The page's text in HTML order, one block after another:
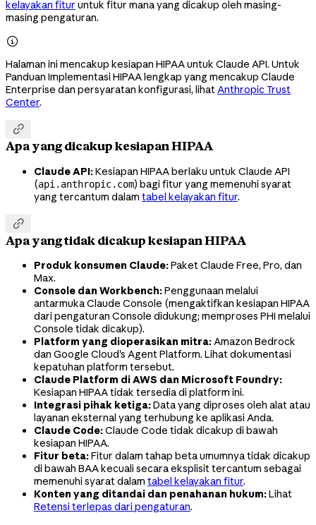
kelayakan fitur untuk fitur mana yang dicakup oleh masing-
masing pengaturan.

Halaman ini mencakup kesiapan HIPAA untuk Claude API. Untuk
Panduan Implementasi HIPAA lengkap yang mencakup Claude
Enterprise dan persyaratan konfigurasi, lihatAnthropic Trust
Center.

Apa yang dicakup kesiapan HIPAA
Claude API:Kesiapan HIPAA berlaku untuk Claude API
(api.anthropic.com) bagi fitur yang memenuhi syarat
yang tercantum dalam tabel kelayakan fitur.

Apa yang tidak dicakup kesiapan HIPAA
Produk konsumen Claude:Paket Claude Free, Pro, dan
Max.
Console dan Workbench:Penggunaan melalui
antarmuka Claude Console (mengaktifkan kesiapan HIPAA
dari pengaturan Console didukung; memproses PHI melalui
Console tidak dicakup).
Platform yang dioperasikan mitra:Amazon Bedrock
dan Google Cloud's Agent Platform. Lihat dokumentasi
kepatuhan platform tersebut.
Claude Platform di AWS dan Microsoft Foundry:
Kesiapan HIPAA tidak tersedia di platform ini.
Integrasi pihak ketiga:Data yang diproses oleh alat atau
layanan eksternal yang terhubung ke aplikasi Anda.
Claude Code:Claude Code tidak dicakup di bawah
kesiapan HIPAA.
Fitur beta:Fitur dalam tahap beta umumnya tidak dicakup
di bawah BAA kecuali secara eksplisit tercantum sebagai
memenuhi syarat dalam tabel kelayakan fitur.
Konten yang ditandai dan penahanan hukum:Lihat
Retensi terlepas dari pengaturan.